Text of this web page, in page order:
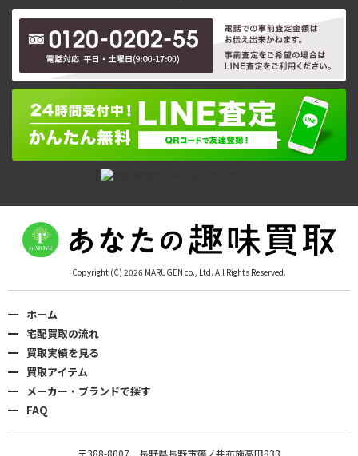
Copyright (C) 2026 MARUGEN co., Ltd. All Rights Reserved.
ホーム
宅配買取の流れ
買取実績を見る
買取アイテム
メーカー・ブランドで探す
FAQ